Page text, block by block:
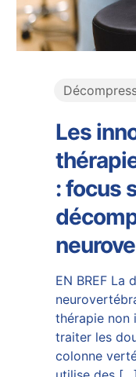
Les
: focus
EN BREF La
thérapie non
traiter les
colonne